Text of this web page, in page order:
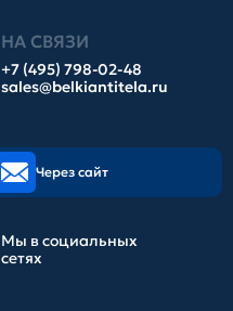
НА СВЯЗИ
+7 (495) 798-02-48
sales@belkiantitela.ru
Через сайт
Мы в социальных
сетях